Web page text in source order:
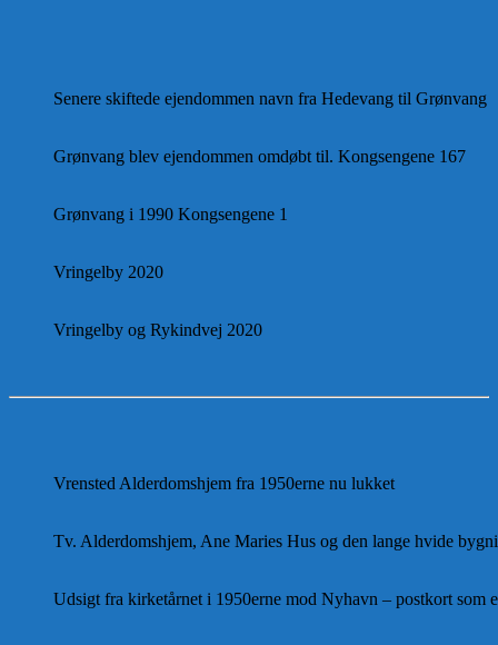
Senere skiftede ejendommen navn fra Hedevang til Grønvang
Grønvang blev ejendommen omdøbt til. Kongsengene 167
Grønvang i 1990 Kongsengene 1
Vringelby 2020
Vringelby og Rykindvej 2020
Vrensted Alderdomshjem fra 1950erne nu lukket
Tv. Alderdomshjem, Ane Maries Hus og den lange hvide
Udsigt fra kirketårnet i 1950erne mod Nyhavn – postkort som